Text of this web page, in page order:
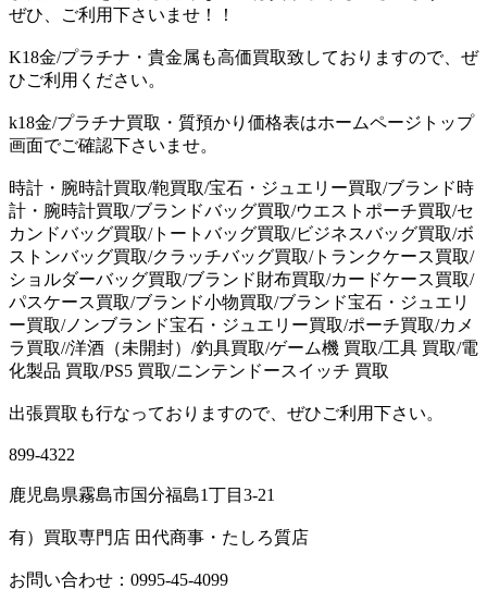
ぜひ、ご利用下さいませ！！
K18金/プラチナ・貴金属も高価買取致しておりますので、ぜ
ひご利用ください。
k18金/プラチナ買取・質預かり価格表はホームページトップ
画面でご確認下さいませ。
時計・腕時計買取/鞄買取/宝石・ジュエリー買取/ブランド時
計・腕時計買取/ブランドバッグ買取/ウエストポーチ買取/セ
カンドバッグ買取/トートバッグ買取/ビジネスバッグ買取/ボ
ストンバッグ買取/クラッチバッグ買取/トランクケース買取/
ショルダーバッグ買取/ブランド財布買取/カードケース買取/
パスケース買取/ブランド小物買取/ブランド宝石・ジュエリ
ー買取/ノンブランド宝石・ジュエリー買取/ポーチ買取/カメ
ラ買取//洋酒（未開封）/釣具買取/ゲーム機 買取/工具 買取/電
化製品 買取/PS5 買取/ニンテンドースイッチ 買取
出張買取も行なっておりますので、ぜひご利用下さい。
899-4322
鹿児島県霧島市国分福島1丁目3-21
有）買取専門店 田代商事・たしろ質店
お問い合わせ：0995-45-4099